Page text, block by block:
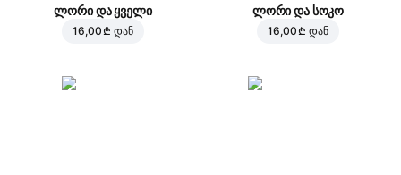
ლორი და ყველი
16,00 ₾ დან
ლორი და სოკო
16,00 ₾ დან